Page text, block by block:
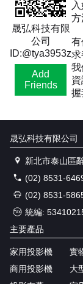
晟弘科技有限
公司
ID:@tya3953z
Add
Friends
方
有
求
我
握
晟弘科技有限公司
新北市泰山區
(02) 8531-
(02) 8531-
統編:
主要產品
家用投影機
商用投影機
實
大